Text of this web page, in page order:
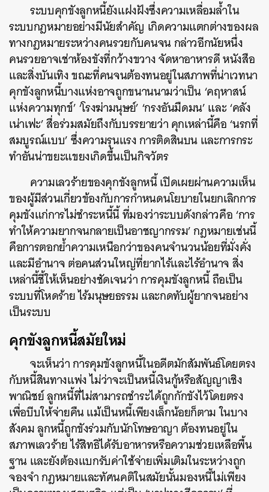
ระบบคุกขังลูกหนี้ยังแฝงฝังซึ่งความเหลื่อมล้ำใน
ระบบกฎหมายอย่างมีนัยสำคัญ เกิดความแตกต่างของผล
ทางกฎหมายระหว่างคนรวยกับคนจน กล่าวอีกนัยหนึ่ง
คนรวยอาจเช่าห้องขังที่กว้างขวาง จัดหาอาหารดี หนังสือ
และสิ่งบันเทิง ขณะที่คนจนต้องทนอยู่ในสภาพที่น่าเวทนา
คุกขังลูกหนี้บางแห่งอาจถูกขนานนามว่าเป็น ‘คฤหาสน์
แห่งความทุกข์’ ‘โรงฆ่ามนุษย์’ ‘กรงอันมืดมน’ และ ‘คลัง
เน่าเฟะ’ สื่อร่วมสมัยถึงกับบรรยายว่า คุกเหล่านี้คือ ‘นรกที่
สมบูรณ์แบบ’ ซึ่งความรุนแรง การติดสินบน และการกระ
ทำอันน่าขยะแขยงเกิดขึ้นเป็นกิจวัตร
ความเลวร้ายของคุกขังลูกหนี้ เปิดเผยผ่านความเห็น
ของผู้มีส่วนเกี่ยวข้องกับการกำหนดนโยบายในยกเลิกการ
คุมขังแก่การไม่ชำระหนี้นี้ ที่มองว่าระบบดังกล่าวคือ ‘การ
ทำให้ความยากจนกลายเป็นอาชญากรรม’ กฎหมายเช่นนี้
คือการตอกย้ำความเหนือกว่าของคนจำนวนน้อยที่มั่งคั่ง
และมีอำนาจ ต่อคนส่วนใหญ่ที่ยากไร้และไร้อำนาจ สิ่ง
เหล่านี้ชี้ให้เห็นอย่างชัดเจนว่า การคุมขังลูกหนี้ ถือเป็น
ระบบที่โหดร้าย ไร้มนุษยธรรม และกดทับผู้ยากจนอย่าง
เป็นระบบ
คุกขังลูกหนี้สมัยใหม่
จะเห็นว่า การคุมขังลูกหนี้ในอดีตมักสัมพันธ์โดยตรง
กับหนี้สินทางแพ่ง ไม่ว่าจะเป็นหนี้เงินกู้หรือสัญญาเชิง
พาณิชย์ ลูกหนี้ที่ไม่สามารถชำระได้ถูกกักขังไว้โดยตรง
เพื่อบีบให้จ่ายคืน แม้เป็นหนี้เพียงเล็กน้อยก็ตาม ในบาง
สังคม ลูกหนี้ถูกขังร่วมกับนักโทษอาญา ต้องทนอยู่ใน
สภาพเลวร้าย ไร้สิทธิได้รับอาหารหรือความช่วยเหลือพื้น
ฐาน และยังต้องแบกรับค่าใช้จ่ายเพิ่มเติมในระหว่างถูก
จองจำ กฎหมายและทัศนคติในสมัยนั้นมองหนี้ไม่เพียง